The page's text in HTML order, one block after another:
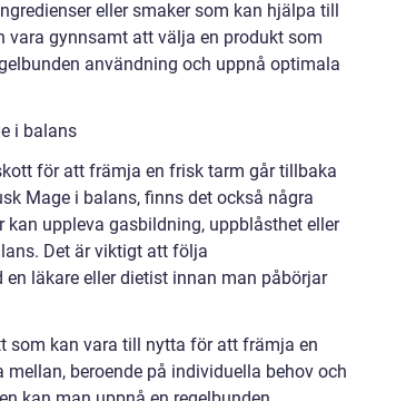
eller smaker som kan hjälpa till
vara gynnsamt att välja en produkt som
användning och uppnå optimala
i balans
för att främja en frisk tarm går tillbaka
Mage i balans, finns det också några
uppleva gasbildning, uppblåsthet eller
Det är viktigt att följa
läkare eller dietist innan man påbörjar
som kan vara till nytta för att främja en
beroende på individuella behov och